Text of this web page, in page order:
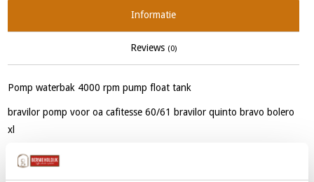
Informatie
Reviews (0)
Pomp waterbak 4000 rpm pump float tank
bravilor pomp voor oa cafitesse 60/61 bravilor quinto bravo bolero
xl